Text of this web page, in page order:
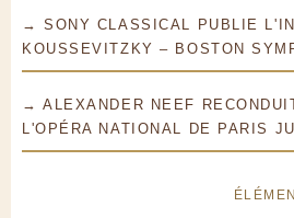
→ SONY CLASSICAL PUBLIE
KOUSSEVITZKY – BOSTON
→ ALEXANDER NEEF
L'OPÉRA NATIONAL DE PARIS